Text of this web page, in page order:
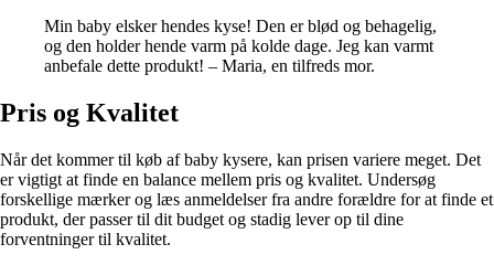
Min baby elsker hendes kyse! Den er blød og behagelig,
og den holder hende varm på kolde dage. Jeg kan varmt
anbefale dette produkt! – Maria, en tilfreds mor.
Pris og Kvalitet
Når det kommer til køb af baby kysere, kan prisen variere meget. Det
er vigtigt at finde en balance mellem pris og kvalitet. Undersøg
forskellige mærker og læs anmeldelser fra andre forældre for at finde et
produkt, der passer til dit budget og stadig lever op til dine
forventninger til kvalitet.